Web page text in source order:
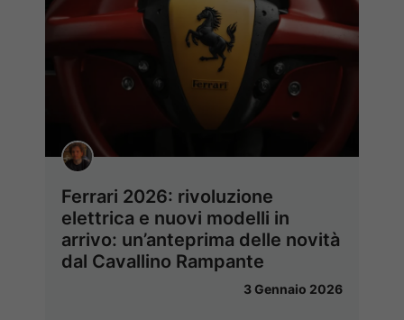
Ferrari 2026: rivoluzione
elettrica e nuovi modelli in
arrivo: un’anteprima delle novità
dal Cavallino Rampante
3 Gennaio 2026